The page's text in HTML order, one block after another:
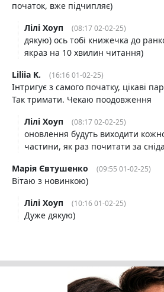
початок, вже підчипляє)
Лілі Хоуп
(08:17 02-02-25)
дякую) ось тобі книжечка до
якраз на 10 хвилин читання)
Liliia K.
(16:16 01-02-25)
Інтригує з самого початку, цікаві
Так тримати. Чекаю поодовження
Лілі Хоуп
(08:17 02-02-25)
оновлення будуть виходити
частини, як раз почитати за
Марія Євтушенко
(09:55 01-02-25)
Вітаю з новинкою)
Лілі Хоуп
(10:16 01-02-25)
Дуже дякую)